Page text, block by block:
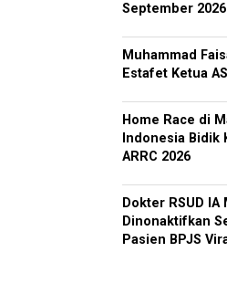
September 2026
Muhammad
Estafet Ketua
Home Race di
Indonesia Bidik
ARRC 2026
Dokter RSUD
Dinonaktifkan
Pasien BPJS